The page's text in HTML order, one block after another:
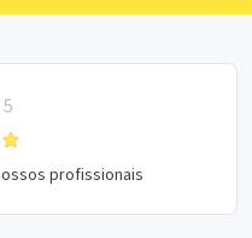
5
profissionais